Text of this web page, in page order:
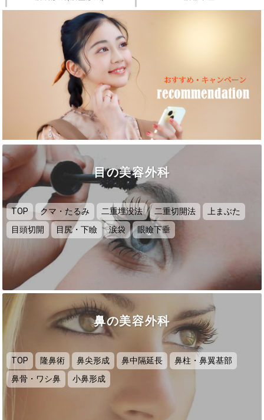
目の美容外科
TOP クマ・たるみ 二重埋没法 二重切開法
上まぶた
目頭切開
目尻・下瞼 涙袋 眼瞼下垂
鼻の美容外科
TOP 隆鼻術 鼻尖形成 鼻中隔延長
鼻柱・鼻翼基部
鼻骨・ワシ鼻
小鼻形成